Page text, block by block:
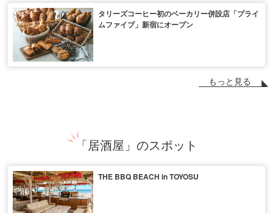
タリーズコーヒー初のベーカリー併設店「プライ
ムファイブ」新宿にオープン
もっと見る
「居酒屋」のスポット
THE BBQ BEACH in TOYOSU